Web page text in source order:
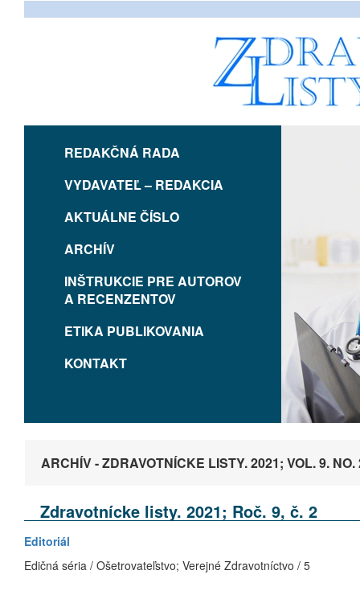
REDAKČNÁ RADA
VYDAVATEĽ – REDAKCIA
AKTUÁLNE ČÍSLO
ARCHÍV
INŠTRUKCIE PRE AUTOROV
A RECENZENTOV
ETIKA PUBLIKOVANIA
KONTAKT
ARCHÍV - ZDRAVOTNÍCKE LISTY. 2021; VOL. 9. NO.
Zdravotnícke listy. 2021; Roč. 9, č. 2
Editoriál
Edičná séria / Ošetrovateľstvo; Verejné Zdravotníctvo / 5